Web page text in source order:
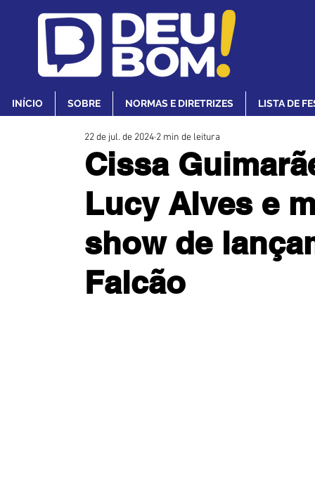
INÍCIO SOBRE NORMAS E DIRETRIZES LISTA DE
Cissa
Lucy Alves e
show de
Falcão
22 de jul. de 2024 2 min de leitura